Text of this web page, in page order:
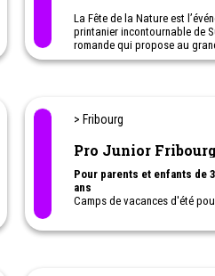
La Fête de la Nature est
printanier incontournable de
romande qui propose au
public des activités nature
> Fribourg
Pro Junior
Pour parents et enfants de
ans
Camps de vacances d'été
- Mères-enfants